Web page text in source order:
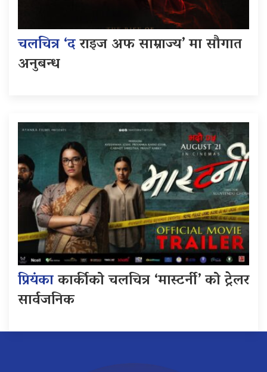
चलचित्र ‘दराइज अफ साम्राज्य’ मा सौगात
अनुबन्ध
प्रियंकाकार्कीको चलचित्र ‘मास्टर्नी’ को ट्रेलर
सार्वजनिक